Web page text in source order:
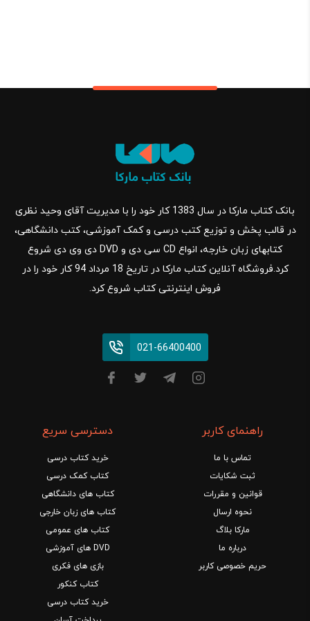
بانک کتاب مارکا در سال 1383 کار خود را با مدیریت آقای وحید نظری
در قالب پخش و توزیع کتب درسی و کمک آموزشی، کتب دانشگاهی،
کتابهای زبان خارجه، انواع CD سی دی و DVD دی وی دی شروع
کرد.فروشگاه آنلاین کتاب مارکا در تاریخ 18 مرداد 94 کار خود را در
فروش اینترنتی کتاب شروع کرد.
021-66400400
راهنمای کاربر
تماس با ما
ثبت شکایات
قوانین و مقررات
نحوه ارسال
مارکا بلاگ
درباره ما
حریم خصوصی کاربر
دسترسی سریع
خرید کتاب درسی
کتاب کمک درسی
کتاب های دانشگاهی
کتاب های زبان خارجی
کتاب های عمومی
DVD های آموزشی
بازی های فکری
کتاب کنکور
خرید کتاب درسی